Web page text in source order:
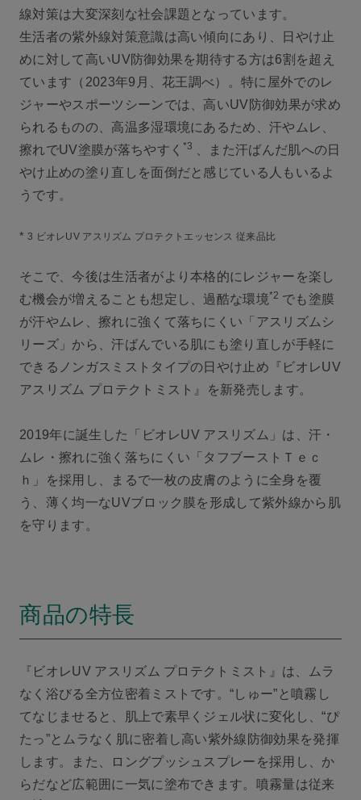
線対策は大変深刻な社会課題となっています。
生活者の紫外線対策意識は高い傾向にあり、日やけ止
めに対して高いUV防御効果を期待する方は6割を超え
ています（2023年9月、花王調べ）。特に屋外でのレ
ジャーやスポーツシーンでは、高いUV防御効果が求め
られるものの、高温多湿環境にあるため、汗やムレ、
擦れでUV塗膜が落ちやすく *3
、また汗ばんだ肌への日
やけ止めの塗り直しを面倒だと感じている人もいるよ
うです。
* 3 ビオレUV アスリズム プロテクトエッセンス 従来品比
そこで、今後は生活者がより本格的にレジャーを楽し
む機会が増えることも想定し、過酷な環境*2 でも塗膜
が汗やムレ、擦れに強くて落ちにくい「アスリズムシ
リーズ」から、汗ばんでいる肌にも塗り直しが手軽に
できるノンガスミストタイプの日やけ止め『ビオレUV
アスリズム プロテクトミスト』を新発売します。
2019年に誕生した「ビオレUV アスリズム」は、汗・
ムレ・擦れに強く落ちにくい「タフブーストＴｅｃ
ｈ」を採用し、まるで一枚の皮膚のように全身を覆
う、薄く均一なUVブロック膜を形成して紫外線から肌
を守ります。
商品の特長
『ビオレUV アスリズム プロテクトミスト』は、ムラ
なく浴びる全方位密着ミストです。“しゅー”と噴霧し
てなじませると、肌上で素早くジェル状に変化し、“ぴ
たっ”とムラなく肌に密着し高い紫外線防御効果を発揮
します。また、ロングプッシュスプレーを採用し、か
らだなど広範囲に一気に塗布できます。噴霧量は従来